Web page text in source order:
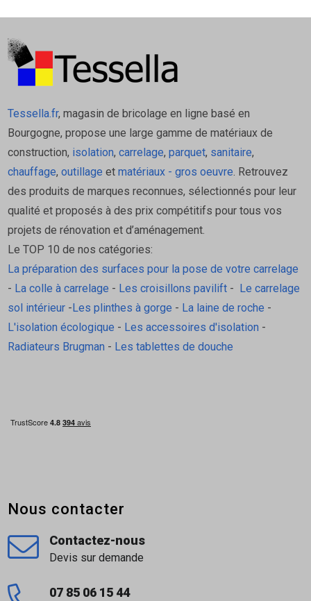
à l'italienne, et les plans de travail.
aux alcalins, aux détergents agressifs et aux
taches (café, vin, huile). C'est le joint idéal
laboratoires et les hôpitaux.
Polyvalence (Joint et Colle) :
Joint (RG) : Pour des joints de 1 mm à
15 mm.
Colle (R2 T) : Adhésif haute performance
sans glissement vertical pour coller
tous types de carreaux (céramique,
mosaïque, pierre naturelle).
Durabilité : Ne fissure pas, ne s'affaisse pas
et sa couleur reste stable aux UV (ne jaunit
pas).
Domaines d'Application
de bain, laboratoire, milieu alimentaire).
Revêtement de plans de travail et crédences.
Caractéristiques techniques:
Marque / Gamme: MAPEI — Kerapoxy Easy
Tessella.fr, magasin de bricolage en ligne basé en
Bourgogne, propose une large gamme de matériaux de
construction, isolation, carrelage, parquet, sanitaire,
chauffage, outillage et matériaux - gros oeuvre. Retrouvez
des produits de marques reconnues, sélectionnés pour leur
qualité et proposés à des prix compétitifs pour tous vos
projets de rénovation et d’aménagement.
Le TOP 10 de nos catégories:
La préparation des surfaces pour la pose de votre carrelage
- La colle à carrelage - Les croisillons pavilift-
Le carrelage
sol intérieur- Les plinthes à gorge - La laine de roche -
L'isolation écologique - Les accessoires d'isolation -
Radiateurs Brugman - Les tablettes de douche
Nous contacter
Contactez-nous
Devis sur demande
07 85 06 15 44